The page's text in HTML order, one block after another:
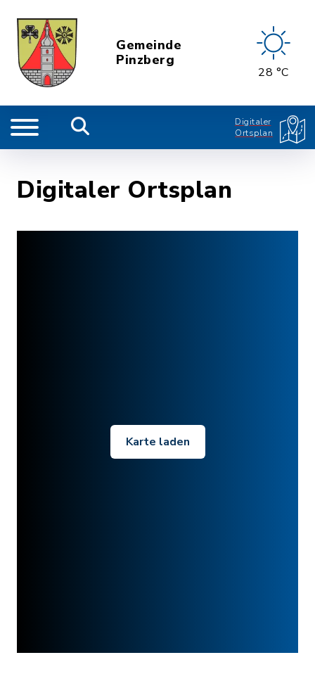
Gemeinde
Pinzberg
28 °C
Digitaler
Ortsplan
Digitaler Ortsplan
Karte laden